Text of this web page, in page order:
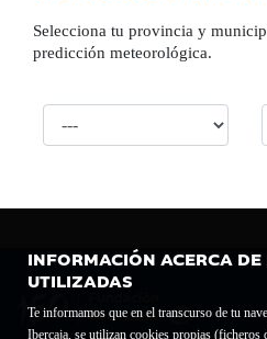
INFORMACIÓN ACERCA DE
UTILIZADAS
Te informamos que en el transcurso de tu
Ibercaja, se utilizan cookies propias (ficheros
Selecciona tu provincia y
predicción meteorológica.